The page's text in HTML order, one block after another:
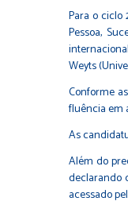
Para o ciclo
Pessoa,
Weyts
Conforme
fluência em
As
Além do
declarando
acessado